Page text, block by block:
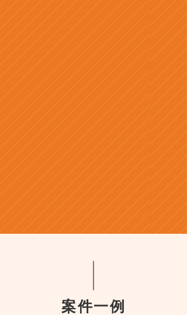
長期契約特典
半年ごとに10万円支給
特典
3
お友達紹介制度
＋2万円支給 ※
※​特典3の友達紹介は稼働している限り毎月2万支給
案件一例